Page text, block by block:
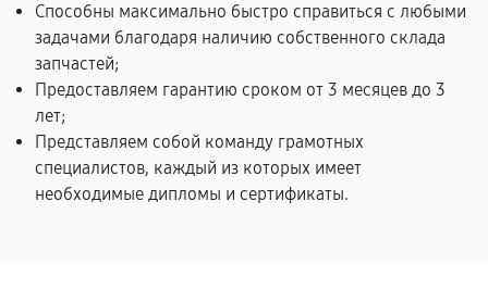
Способны максимально быстро справиться с любыми
задачами благодаря наличию собственного склада
запчастей;
Предоставляем гарантию сроком от 3 месяцев до 3
лет;
Представляем собой команду грамотных
специалистов, каждый из которых имеет
необходимые дипломы и сертификаты.